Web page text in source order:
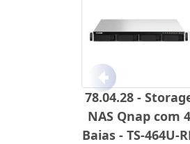
78.04.28 -
NAS Qnap com 4
Baias - TS-464U-
Anterior